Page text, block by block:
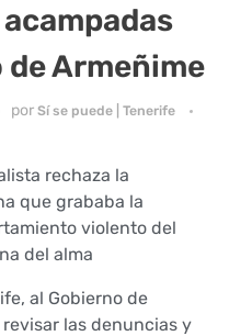
Armeñime
por Sí se puede | Tenerife
rechaza la
que grababa la
violento del
del alma
al Gobierno de
revisar las denuncias y